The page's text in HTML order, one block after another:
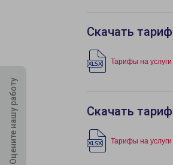
Оцените нашу работу
Скачать
Тарифы на услуги
Скачать
Тарифы на услуги